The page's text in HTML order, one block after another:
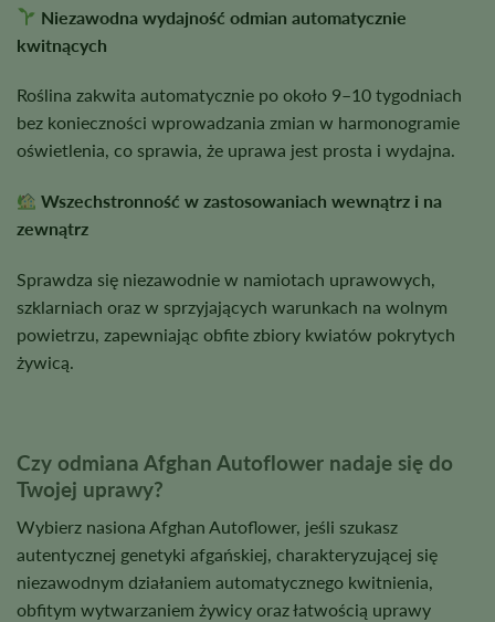
Niezawodna wydajność odmian automatycznie
kwitnących
Roślina zakwita automatycznie po około 9–10 tygodniach
bez konieczności wprowadzania zmian w harmonogramie
oświetlenia, co sprawia, że uprawa jest prosta i wydajna.
Wszechstronność w zastosowaniach wewnątrz i na
zewnątrz
Sprawdza się niezawodnie w namiotach uprawowych,
szklarniach oraz w sprzyjających warunkach na wolnym
powietrzu, zapewniając obfite zbiory kwiatów pokrytych
żywicą.
Czy odmiana Afghan Autoflower nadaje się do
Twojej uprawy?
Wybierz nasiona Afghan Autoflower, jeśli szukasz
autentycznej genetyki afgańskiej, charakteryzującej się
niezawodnym działaniem automatycznego kwitnienia,
obfitym wytwarzaniem żywicy oraz łatwością uprawy